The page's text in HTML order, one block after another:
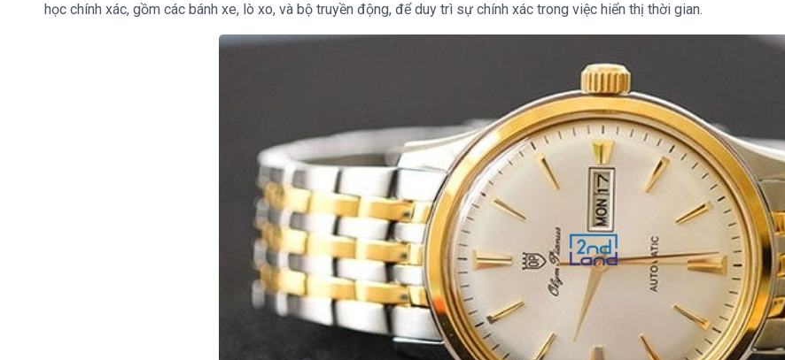
học chính xác, gồm các bánh xe, lò xo, và bộ truyền động, để duy trì sự chính xác trong việc hiển thị thời gian.